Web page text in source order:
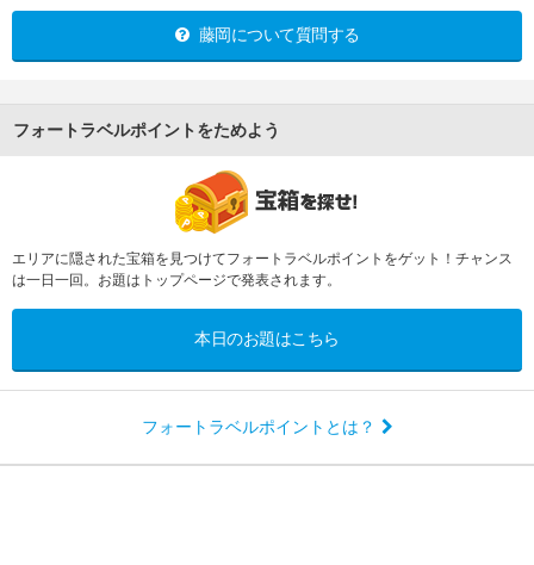
藤岡について質問する
フォートラベルポイントをためよう
エリアに隠された宝箱を見つけてフォートラベルポイントをゲット！チャンス
は一日一回。お題はトップページで発表されます。
本日のお題はこちら
フォートラベルポイントとは？